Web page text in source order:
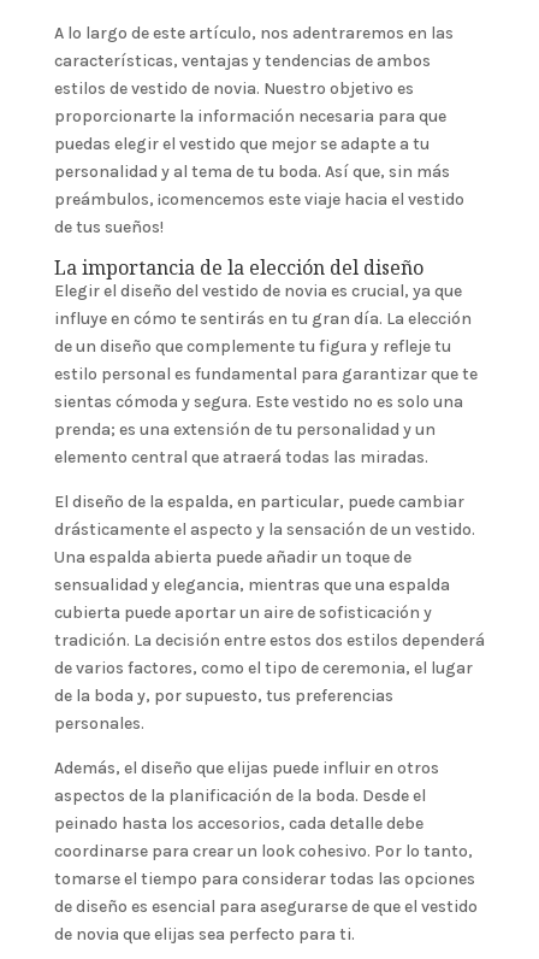
A lo largo de este artículo, nos adentraremos en las
características, ventajas y tendencias de ambos
estilos de vestido de novia. Nuestro objetivo es
proporcionarte la información necesaria para que
puedas elegir el vestido que mejor se adapte a tu
personalidad y al tema de tu boda. Así que, sin más
preámbulos, ¡comencemos este viaje hacia el vestido
de tus sueños!
La importancia de la elección del diseño
Elegir el diseño del vestido de novia es crucial, ya que
influye en cómo te sentirás en tu gran día. La elección
de un diseño que complemente tu figura y refleje tu
estilo personal es fundamental para garantizar que te
sientas cómoda y segura. Este vestido no es solo una
prenda; es una extensión de tu personalidad y un
elemento central que atraerá todas las miradas.
El diseño de la espalda, en particular, puede cambiar
drásticamente el aspecto y la sensación de un vestido.
Una espalda abierta puede añadir un toque de
sensualidad y elegancia, mientras que una espalda
cubierta puede aportar un aire de sofisticación y
tradición. La decisión entre estos dos estilos dependerá
de varios factores, como el tipo de ceremonia, el lugar
de la boda y, por supuesto, tus preferencias
personales.
Además, el diseño que elijas puede influir en otros
aspectos de la planificación de la boda. Desde el
peinado hasta los accesorios, cada detalle debe
coordinarse para crear un look cohesivo. Por lo tanto,
tomarse el tiempo para considerar todas las opciones
de diseño es esencial para asegurarse de que el vestido
de novia que elijas sea perfecto para ti.